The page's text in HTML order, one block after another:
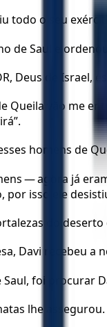
todo o seu
de Saul e
Deus de
Queila vão me
homens de
— agora já
por isso ele
do
Davi recebeu a
Saul, foi
lhe